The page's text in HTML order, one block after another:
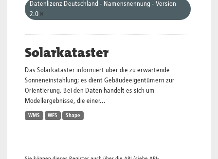
Datenlizenz Deutschland - Namensnennung - Version
2.0
Solarkataster
Das Solarkataster informiert über die zu erwartende
Sonneneinstahlung; es dient Gebäudeeigentümern zur
Orientierung. Bei den Daten handelt es sich um
Modellergebnisse, die einer...
WMS WFS Shape